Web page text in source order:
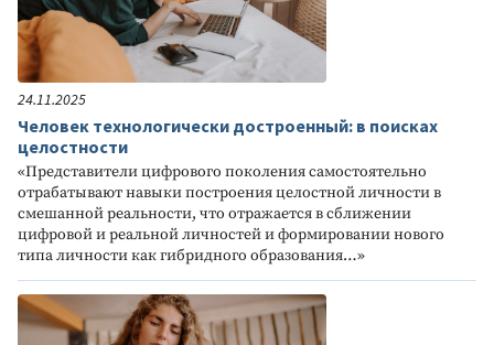
24.11.2025
Человек технологически достроенный: в поисках
целостности
«Представители цифрового поколения самостоятельно
отрабатывают навыки построения целостной личности в
смешанной реальности, что отражается в сближении
цифровой и реальной личностей и формировании нового
типа личности как гибридного образования…»